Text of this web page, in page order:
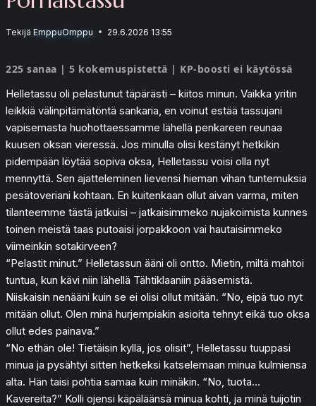
Tekijä EmppuOmppu 29.6.2026 13:55
225 sanaa | 5 kokemuspistettä | KP-boosti ei käytössä
Helletassu oli pelastunut täpärästi – kiitos minun. Vaikka yritin
leikkiä välinpitämätöntä sankaria, en voinut estää tassujani
vapisemasta huohottaessamme lähellä penkareen reunaa
kuusen oksan vieressä. Jos minulla olisi kestänyt hetkikin
pidempään löytää sopiva oksa, Helletassu voisi olla nyt
mennyttä. Sen ajatteleminen lievensi hieman vihan tuntemuksia
pesätoveriani kohtaan. En kuitenkaan ollut aivan varma, miten
tilanteemme tästä jatkuisi – jatkaisimmeko nujakoimista kunnes
toinen meistä taas putoaisi jorpakkoon vai hautaisimmeko
viimeinkin sotakirveen?
“Pelastit minut.” Helletassun ääni oli ontto. Mietin, miltä mahtoi
tuntua, kun kävi niin lähellä Tähtiklaaniin pääsemistä.
Niiskaisin nenääni kuin se ei olisi ollut mitään. “No, eipä tuo nyt
mitään ollut. Olen minä hurjempiakin asioita tehnyt eikä tuo oksa
ollut edes painava.”
“No ethän ole! Tietäisin kyllä, jos olisit”, Helletassu tuuppasi
minua ja pysähtyi sitten hetkeksi katselemaan minua kulmiensa
alta. Hän taisi pohtia samaa kuin minäkin. “No, tuota…
Kavereita?” Kolli ojensi käpäläänsä minua kohti, ja minä tuijotin